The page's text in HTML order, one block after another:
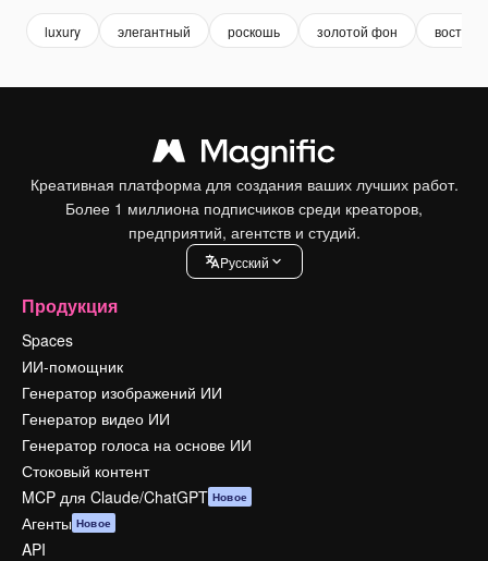
luxury элегантный роскошь золотой фон
Креативная платформа для создания ваших лучших работ.
Более 1 миллиона подписчиков среди креаторов,
предприятий, агентств и студий.
Pусский
Продукция
Spaces
ИИ-помощник
Генератор изображений ИИ
Генератор видео ИИ
Генератор голоса на основе ИИ
Стоковый контент
MCP для Claude/ChatGPT Новое
Агенты Новое
API